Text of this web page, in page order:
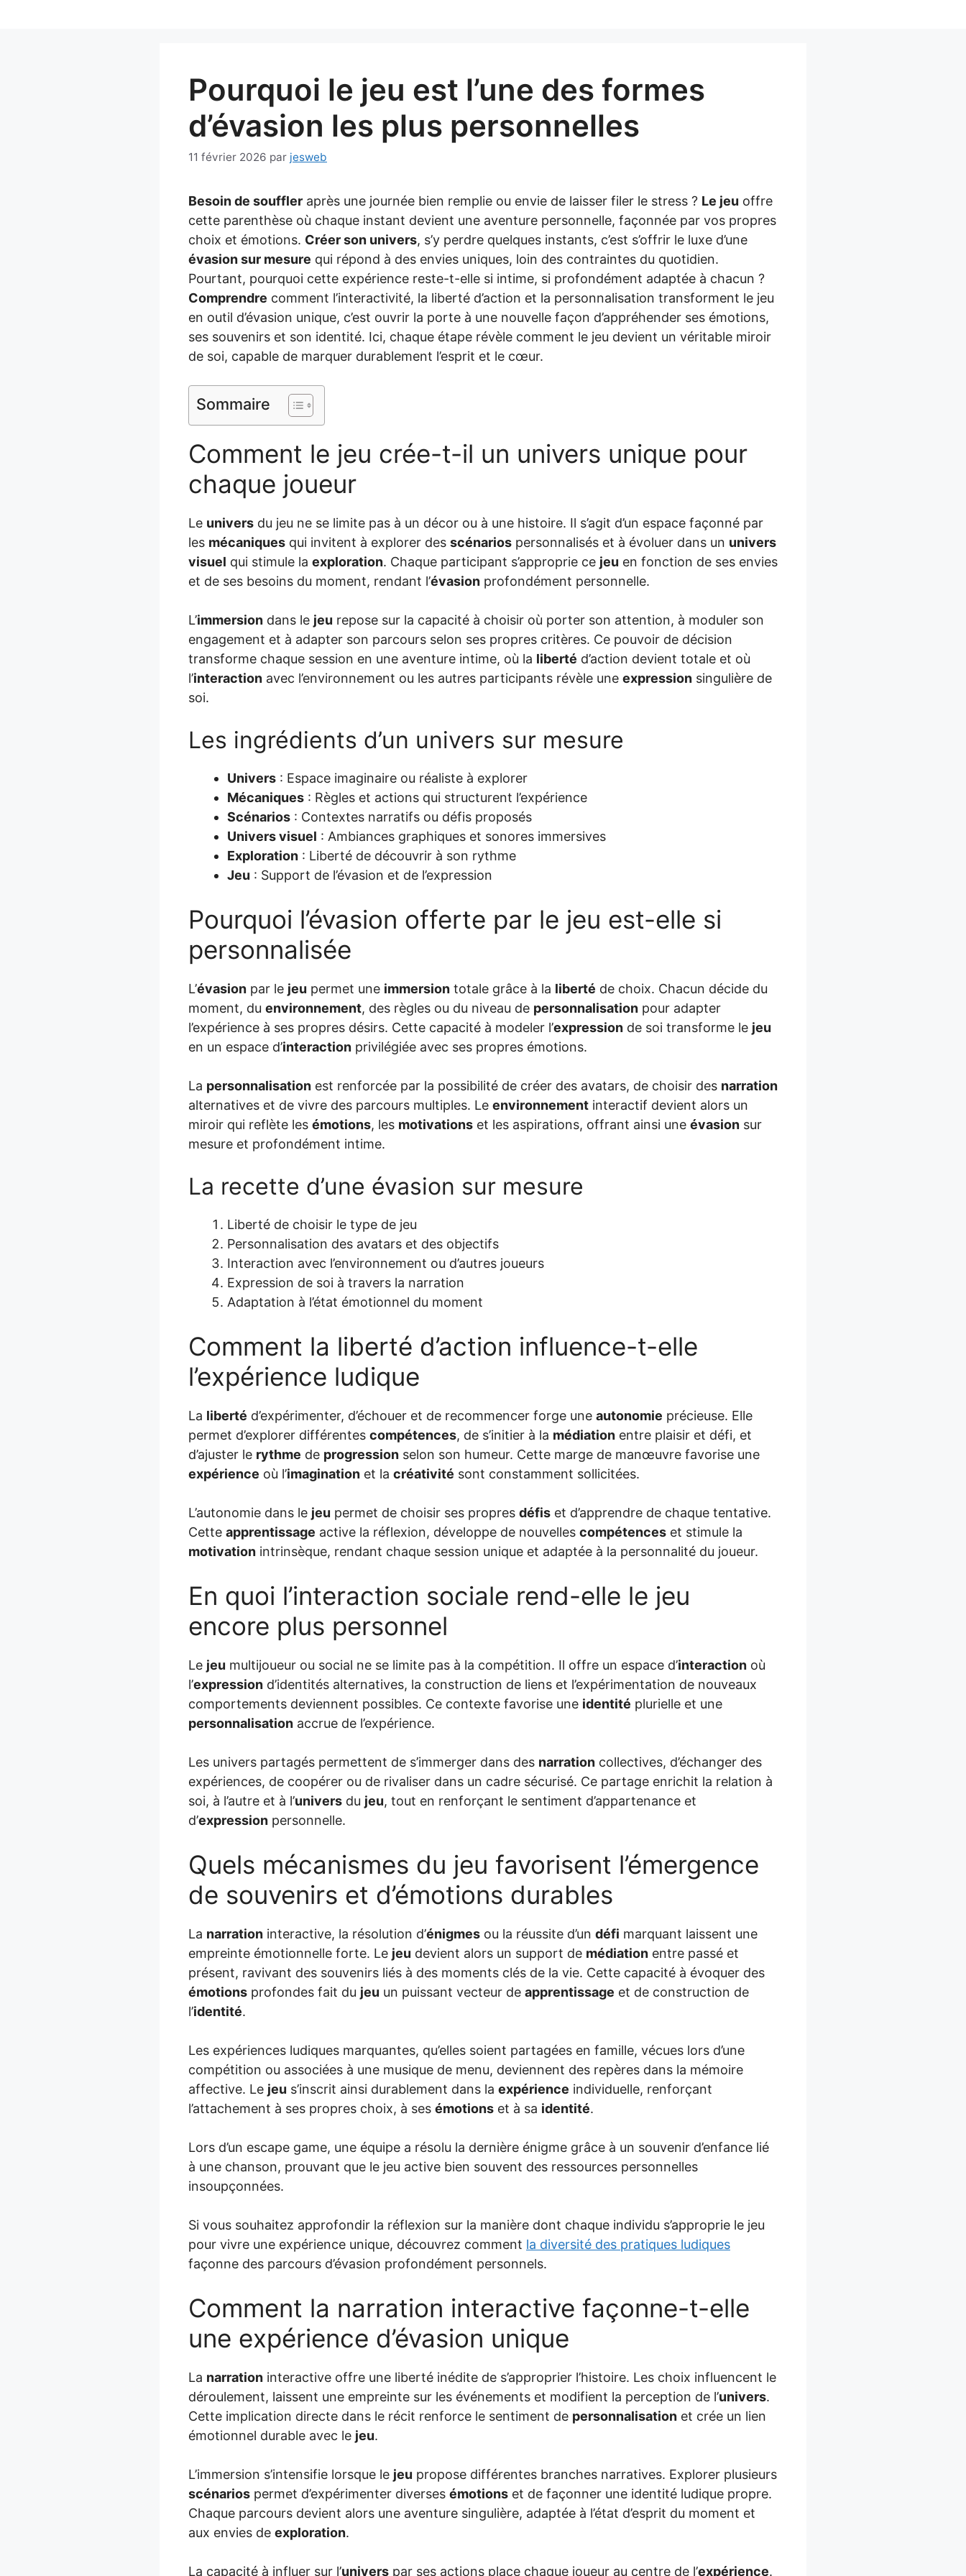
Pourquoi le jeu est l’une des formes
d’évasion les plus personnelles
11 février 2026 par jesweb
Besoin de souffler après une journée bien remplie ou envie de laisser filer le stress ? Le jeu offre
cette parenthèse où chaque instant devient une aventure personnelle, façonnée par vos propres
choix et émotions. Créer son univers, s’y perdre quelques instants, c’est s’offrir le luxe d’une
évasion sur mesure qui répond à des envies uniques, loin des contraintes du quotidien.
Pourtant, pourquoi cette expérience reste-t-elle si intime, si profondément adaptée à chacun ?
Comprendre comment l’interactivité, la liberté d’action et la personnalisation transforment le jeu
en outil d’évasion unique, c’est ouvrir la porte à une nouvelle façon d’appréhender ses émotions,
ses souvenirs et son identité. Ici, chaque étape révèle comment le jeu devient un véritable miroir
de soi, capable de marquer durablement l’esprit et le cœur.
Sommaire
Comment le jeu crée-t-il un univers unique pour
chaque joueur
Le univers du jeu ne se limite pas à un décor ou à une histoire. Il s’agit d’un espace façonné par
les mécaniques qui invitent à explorer des scénarios personnalisés et à évoluer dans un univers
visuel qui stimule la exploration. Chaque participant s’approprie ce jeu en fonction de ses envies
et de ses besoins du moment, rendant l’évasion profondément personnelle.
L’immersion dans le jeu repose sur la capacité à choisir où porter son attention, à moduler son
engagement et à adapter son parcours selon ses propres critères. Ce pouvoir de décision
transforme chaque session en une aventure intime, où la liberté d’action devient totale et où
l’interaction avec l’environnement ou les autres participants révèle une expression singulière de
soi.
Les ingrédients d’un univers sur mesure
Univers : Espace imaginaire ou réaliste à explorer
Mécaniques : Règles et actions qui structurent l’expérience
Scénarios : Contextes narratifs ou défis proposés
Univers visuel : Ambiances graphiques et sonores immersives
Exploration : Liberté de découvrir à son rythme
Jeu : Support de l’évasion et de l’expression
Pourquoi l’évasion offerte par le jeu est-elle si
personnalisée
L’évasion par le jeu permet une immersion totale grâce à la liberté de choix. Chacun décide du
moment, du environnement, des règles ou du niveau de personnalisation pour adapter
l’expérience à ses propres désirs. Cette capacité à modeler l’expression de soi transforme le jeu
en un espace d’interaction privilégiée avec ses propres émotions.
La personnalisation est renforcée par la possibilité de créer des avatars, de choisir des narration
alternatives et de vivre des parcours multiples. Le environnement interactif devient alors un
miroir qui reflète les émotions, les motivations et les aspirations, offrant ainsi une évasion sur
mesure et profondément intime.
La recette d’une évasion sur mesure
Liberté de choisir le type de jeu
Personnalisation des avatars et des objectifs
Interaction avec l’environnement ou d’autres joueurs
Expression de soi à travers la narration
Adaptation à l’état émotionnel du moment
Comment la liberté d’action influence-t-elle
l’expérience ludique
La liberté d’expérimenter, d’échouer et de recommencer forge une autonomie précieuse. Elle
permet d’explorer différentes compétences, de s’initier à la médiation entre plaisir et défi, et
d’ajuster le rythme de progression selon son humeur. Cette marge de manœuvre favorise une
expérience où l’imagination et la créativité sont constamment sollicitées.
L’autonomie dans le jeu permet de choisir ses propres défis et d’apprendre de chaque tentative.
Cette apprentissage active la réflexion, développe de nouvelles compétences et stimule la
motivation intrinsèque, rendant chaque session unique et adaptée à la personnalité du joueur.
En quoi l’interaction sociale rend-elle le jeu
encore plus personnel
Le jeu multijoueur ou social ne se limite pas à la compétition. Il offre un espace d’interaction où
l’expression d’identités alternatives, la construction de liens et l’expérimentation de nouveaux
comportements deviennent possibles. Ce contexte favorise une identité plurielle et une
personnalisation accrue de l’expérience.
Les univers partagés permettent de s’immerger dans des narration collectives, d’échanger des
expériences, de coopérer ou de rivaliser dans un cadre sécurisé. Ce partage enrichit la relation à
soi, à l’autre et à l’univers du jeu, tout en renforçant le sentiment d’appartenance et
d’expression personnelle.
Quels mécanismes du jeu favorisent l’émergence
de souvenirs et d’émotions durables
La narration interactive, la résolution d’énigmes ou la réussite d’un défi marquant laissent une
empreinte émotionnelle forte. Le jeu devient alors un support de médiation entre passé et
présent, ravivant des souvenirs liés à des moments clés de la vie. Cette capacité à évoquer des
émotions profondes fait du jeu un puissant vecteur de apprentissage et de construction de
l’identité.
Les expériences ludiques marquantes, qu’elles soient partagées en famille, vécues lors d’une
compétition ou associées à une musique de menu, deviennent des repères dans la mémoire
affective. Le jeu s’inscrit ainsi durablement dans la expérience individuelle, renforçant
l’attachement à ses propres choix, à ses émotions et à sa identité.
Lors d’un escape game, une équipe a résolu la dernière énigme grâce à un souvenir d’enfance lié
à une chanson, prouvant que le jeu active bien souvent des ressources personnelles
insoupçonnées.
Si vous souhaitez approfondir la réflexion sur la manière dont chaque individu s’approprie le jeu
pour vivre une expérience unique, découvrez comment la diversité des pratiques ludiques
façonne des parcours d’évasion profondément personnels.
Comment la narration interactive façonne-t-elle
une expérience d’évasion unique
La narration interactive offre une liberté inédite de s’approprier l’histoire. Les choix influencent le
déroulement, laissent une empreinte sur les événements et modifient la perception de l’univers.
Cette implication directe dans le récit renforce le sentiment de personnalisation et crée un lien
émotionnel durable avec le jeu.
L’immersion s’intensifie lorsque le jeu propose différentes branches narratives. Explorer plusieurs
scénarios permet d’expérimenter diverses émotions et de façonner une identité ludique propre.
Chaque parcours devient alors une aventure singulière, adaptée à l’état d’esprit du moment et
aux envies de exploration.
La capacité à influer sur l’univers par ses actions place chaque joueur au centre de l’expérience.